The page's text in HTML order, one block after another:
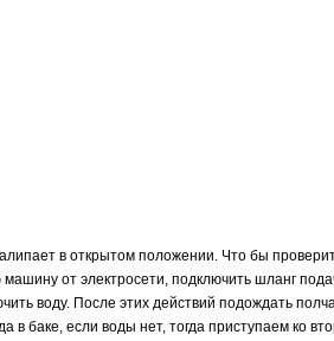
в открытом положении. Что бы
машину от электросети, подключить шланг
воду. После этих действий подождать
в баке, если воды нет, тогда приступаем ко